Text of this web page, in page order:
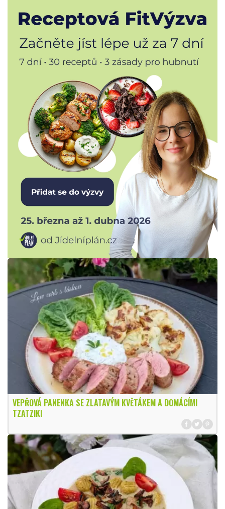
VEPŘOVÁ PANENKA SE ZLATAVÝM KVĚTÁKEM A DOMÁCÍMI
TZATZIKI